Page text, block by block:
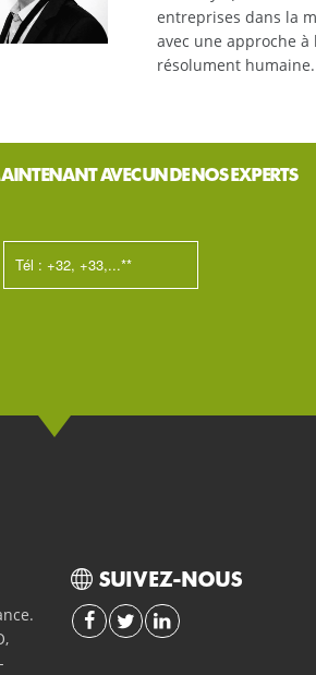
entreprises dans la
avec une approche
résolument humaine.
AVEC UN DE NOS EXPERTS
SUIVEZ-NOUS